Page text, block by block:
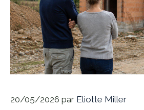
20/05/2026 par Eliotte Miller